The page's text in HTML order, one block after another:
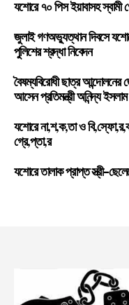
যশোরে ৭০ পিস ইয়াবাসহ স্বামী
জুলাই গণঅভ্যুত্থান দিবসে
পুলিশের শ্রদ্ধা নিবেদন
বৈষম্যবিরোধী ছাত্র আন্দোলনের
আসেন প্রতিমন্ত্রী অনিন্দ্য
যশোরে না,শ,ক,তা ও
গ্রে,প্তা,র
যশোরে তালাক প্রাপ্ত স্ত্রী-